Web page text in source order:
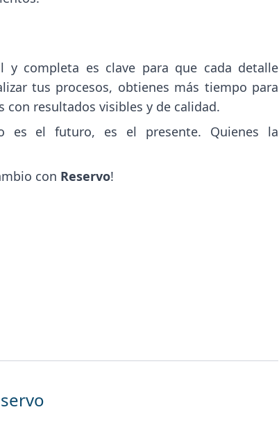
y completa es clave para que cada detalle
tus procesos, obtienes más tiempo para
resultados visibles y de calidad.
es el futuro, es el presente. Quienes la
con Reservo!